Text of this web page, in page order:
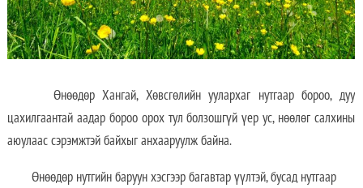
Өнөөдөр Хангай, Хөвсгөлийн уулархаг нутгаар бороо, дуу
цахилгаантай аадар бороо орох тул болзошгүй үер ус, нөөлөг салхины
аюулаас сэрэмжтэй байхыг анхааруулж байна.
Өнөөдөр нутгийн баруун хэсгээр багавтар үүлтэй, бусад нутгаар